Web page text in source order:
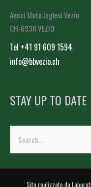
Amici Moto Inglesi Vezio
CH-6938 VEZIO
Tel +41 91 609 1594
info@bbvezio.ch
STAY UP TO DATE
Cerca:
Sito realizzato da